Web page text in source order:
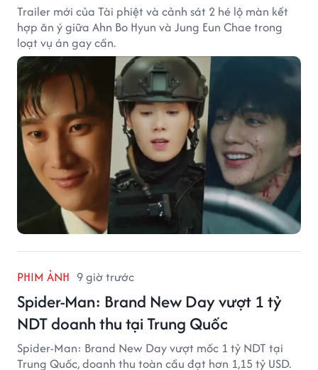
Trailer mới của Tài phiệt và cảnh sát 2 hé lộ màn kết
hợp ăn ý giữa Ahn Bo Hyun và Jung Eun Chae trong
loạt vụ án gay cấn.
PHIM ẢNH 9 giờ trước
Spider-Man: Brand New Day vượt 1 tỷ
NDT doanh thu tại Trung Quốc
Spider-Man: Brand New Day vượt mốc 1 tỷ NDT tại
Trung Quốc, doanh thu toàn cầu đạt hơn 1,15 tỷ USD.